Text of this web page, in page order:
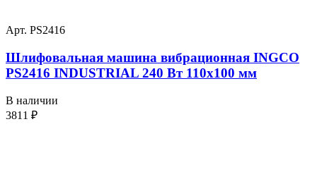
Арт. PS2416
Шлифовальная машина вибрационная INGCO
PS2416 INDUSTRIAL 240 Вт 110х100 мм
В наличии
3811 ₽